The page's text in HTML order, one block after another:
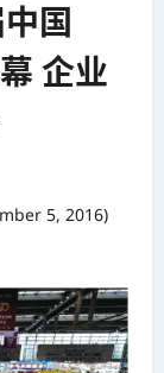
国
企业
5, 2016)